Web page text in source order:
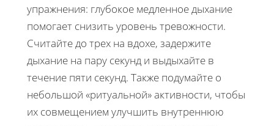
упражнения: глубокое медленное дыхание
помогает снизить уровень тревожности.
Считайте до трех на вдохе, задержите
дыхание на пару секунд и выдыхайте в
течение пяти секунд. Также подумайте о
небольшой «ритуальной» активности, чтобы
их совмещением улучшить внутреннюю